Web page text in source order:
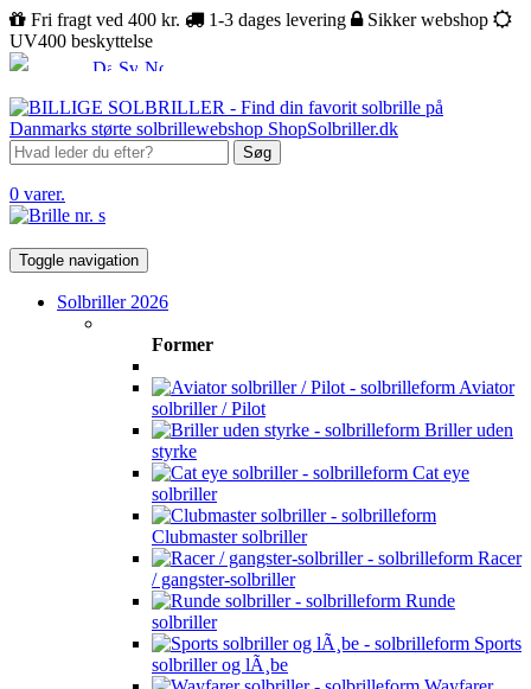
Fri fragt ved 400 kr. 1-3 dages levering
Sikker webshop
UV400 beskyttelse
Søg
0 varer.
Toggle navigation
Solbriller 2026
Former
Aviator
solbriller / Pilot
Briller uden
styrke
Cat eye
solbriller
Clubmaster solbriller
Racer
/ gangster-solbriller
Runde
solbriller
Sports
solbriller og lÃ¸be